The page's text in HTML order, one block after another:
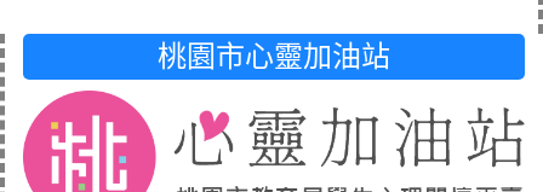
桃園市心靈加油站